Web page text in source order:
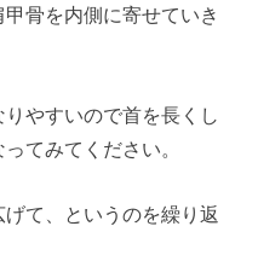
骨を内側に寄せていき
やすいので首を長くし
てみてください。
て、というのを繰り返